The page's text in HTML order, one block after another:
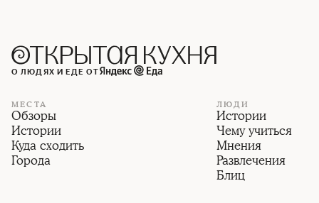
О ЛЮДЯХ И ЕДЕ ОТ
МЕСТА
Обзоры
Истории
Куда сходить
Города
ЛЮДИ
Истории
Чему учиться
Мнения
Развлечения
Блиц